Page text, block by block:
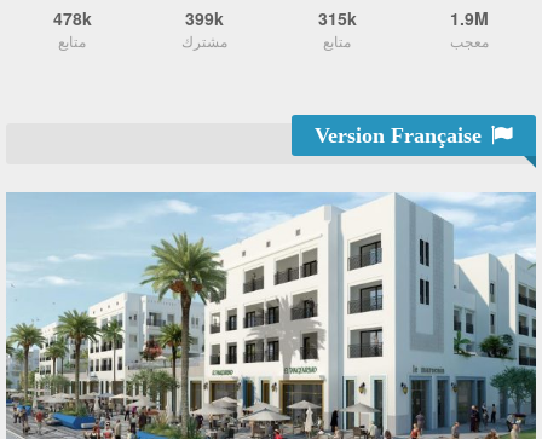
1.9M
معجب
315k
متابع
399k
مشترك
478k
متابع